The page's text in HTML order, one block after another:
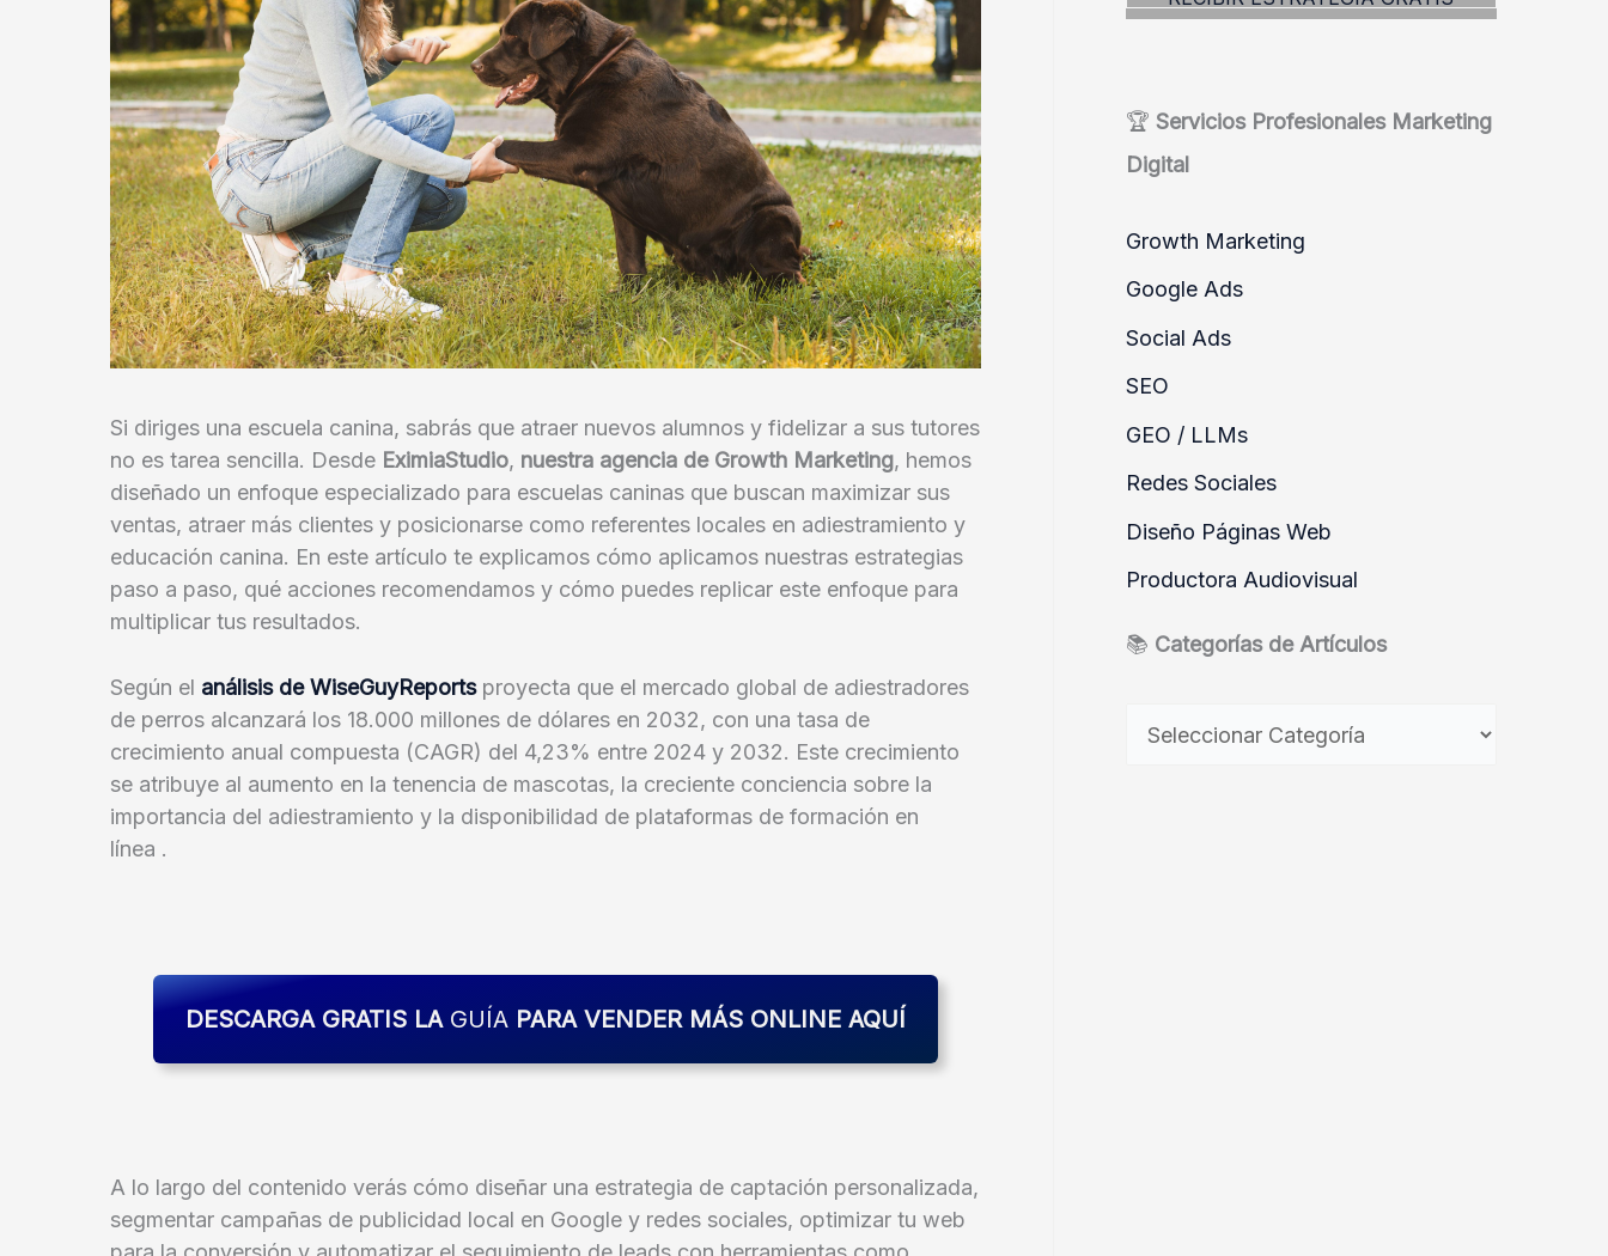
Si diriges una escuela canina, sabrás que atraer nuevos alumnos y fidelizar a sus tutores
no es tarea sencilla. Desde EximiaStudio, nuestra agencia de Growth Marketing, hemos
diseñado un enfoque especializado para escuelas caninas que buscan maximizar sus
ventas, atraer más clientes y posicionarse como referentes locales en adiestramiento y
educación canina. En este artículo te explicamos cómo aplicamos nuestras estrategias
paso a paso, qué acciones recomendamos y cómo puedes replicar este enfoque para
multiplicar tus resultados.
Según el análisis de WiseGuyReportsproyecta que el mercado global de adiestradores
de perros alcanzará los 18.000 millones de dólares en 2032, con una tasa de
crecimiento anual compuesta (CAGR) del 4,23% entre 2024 y 2032. Este crecimiento
se atribuye al aumento en la tenencia de mascotas, la creciente conciencia sobre la
importancia del adiestramiento y la disponibilidad de plataformas de formación en
línea .
DESCARGA GRATIS LA GUÍAPARA VENDER MÁS ONLINE AQUÍ
A lo largo del contenido verás cómo diseñar una estrategia de captación personalizada,
segmentar campañas de publicidad local en Google y redes sociales, optimizar tu web
🏆 Servicios Profesionales Marketing
Digital
Growth Marketing
Google Ads
Social Ads
SEO
GEO / LLMs
Redes Sociales
Diseño Páginas Web
Productora Audiovisual
📚 Categorías de Artículos
í